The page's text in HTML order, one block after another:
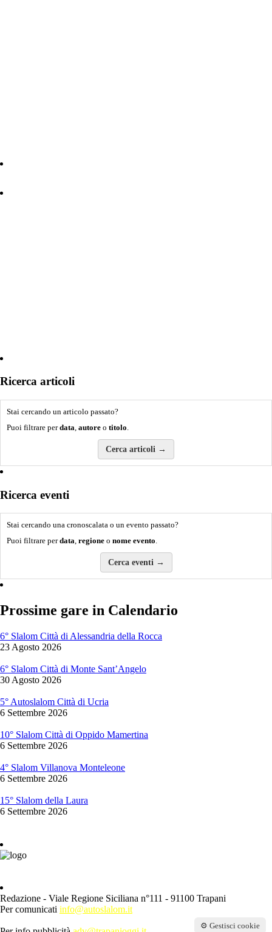
Ricerca articoli
Stai cercando un articolo passato?
Puoi filtrare perdata, autore o titolo.
Cerca articoli →
Ricerca eventi
Stai cercando una cronoscalata o un evento passato?
Puoi filtrare perdata, regione o nome evento.
Cerca eventi →
Prossime gare in Calendario
6° Slalom Città di Alessandria della Rocca
23 Agosto 2026
6° Slalom Città di Monte Sant’Angelo
30 Agosto 2026
5° Autoslalom Città di Ucria
6 Settembre 2026
10° Slalom Città di Oppido Mamertina
6 Settembre 2026
4° Slalom Villanova Monteleone
6 Settembre 2026
15° Slalom della Laura
6 Settembre 2026
Redazione - Viale Regione Siciliana n°111 - 91100 Trapani
Per comunicati info@autoslalom.it
⚙️ Gestisci cookie